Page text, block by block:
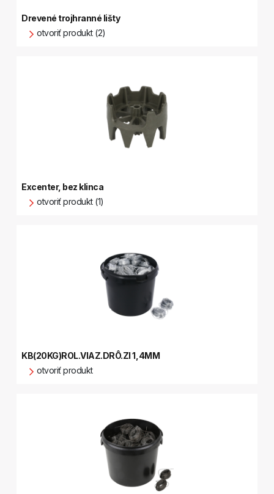
Drevené trojhranné lišty
otvoriť produkt (2)
Excenter, bez klinca
otvoriť produkt (1)
KB(20KG)ROL.VIAZ.DRÔ.ZI 1,4MM
otvoriť produkt